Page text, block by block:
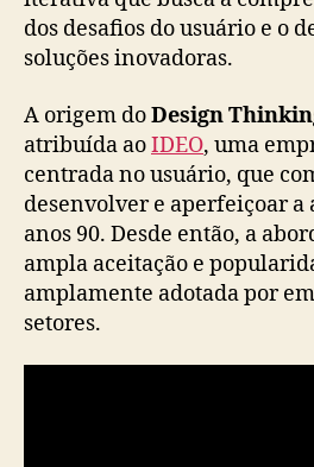
dos desafios do usuário e o
soluções inovadoras.
A origem doDesign
atribuída aoIDEO, uma
centrada no usuário, que
desenvolver e aperfeiçoar a
anos 90. Desde então, a
ampla aceitação e
amplamente adotada por
setores.